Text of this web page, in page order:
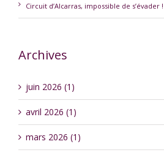
Circuit d’Alcarras, impossible de s’évader !
Archives
juin 2026 (1)
avril 2026 (1)
mars 2026 (1)